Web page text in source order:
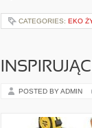
CATEGORIES: EKO
POSTED BY ADMIN